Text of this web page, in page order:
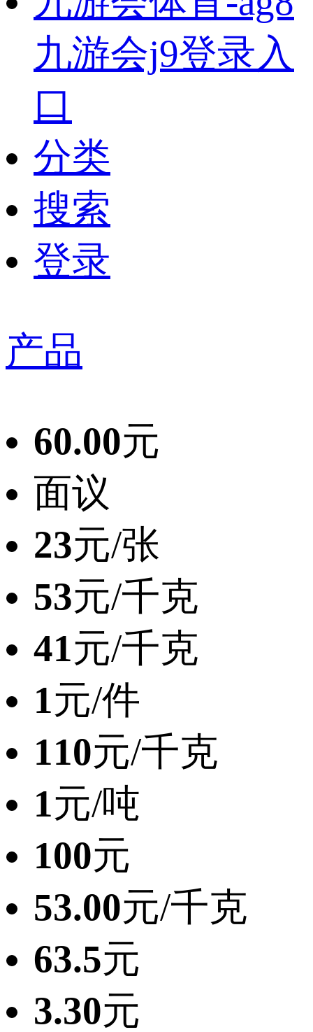
九游会j9登录入
口
分类
搜索
登录
产品
60.00元
面议
23元/张
53元/千克
41元/千克
1元/件
110元/千克
1元/吨
100元
53.00元/千克
63.5元
3.30元